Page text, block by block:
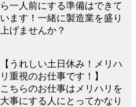
ら一人前にする準備はできて
います！一緒に製造業を盛り
上げませんか？
【うれしい土日休み！メリハ
リ重視のお仕事です！】
こちらのお仕事はメリハリを
大事にする人にとってかなり